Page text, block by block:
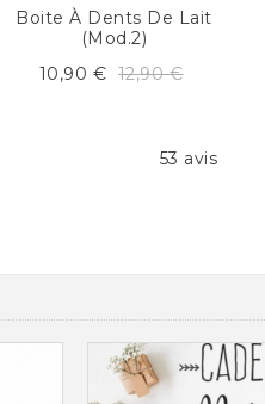
Boite À Dents De Lait
(mod.2)
10,90 € 12,90 €
53 avis